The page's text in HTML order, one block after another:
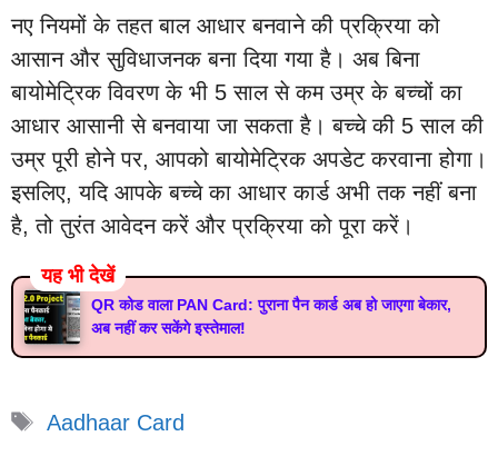
नए नियमों के तहत बाल आधार बनवाने की प्रक्रिया को
आसान और सुविधाजनक बना दिया गया है। अब बिना
बायोमेट्रिक विवरण के भी 5 साल से कम उम्र के बच्चों का
आधार आसानी से बनवाया जा सकता है। बच्चे की 5 साल की
उम्र पूरी होने पर, आपको बायोमेट्रिक अपडेट करवाना होगा।
इसलिए, यदि आपके बच्चे का आधार कार्ड अभी तक नहीं बना
है, तो तुरंत आवेदन करें और प्रक्रिया को पूरा करें।
यह भी देखें
QR कोड वाला PAN Card: पुराना पैन कार्ड अब हो जाएगा बेकार,
अब नहीं कर सकेंगे इस्तेमाल!
Tags
Aadhaar Card